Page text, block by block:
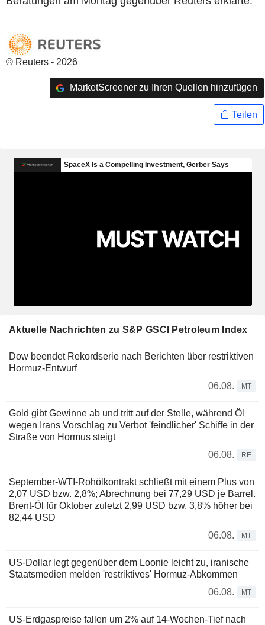
© Reuters - 2026
MarketScreener zu Ihren Quellen hinzufügen
Teilen
Aktuelle Nachrichten zu S&P GSCI Petroleum Index
Dow beendet Rekordserie nach Berichten über restriktiven
Hormuz-Entwurf
06.08.
MT
Gold gibt Gewinne ab und tritt auf der Stelle, während Öl
wegen Irans Vorschlag zu Verbot 'feindlicher' Schiffe in der
Straße von Hormus steigt
06.08.
RE
September-WTI-Rohölkontrakt schließt mit einem Plus von
2,07 USD bzw. 2,8%; Abrechnung bei 77,29 USD je Barrel.
Brent-Öl für Oktober zuletzt 2,99 USD bzw. 3,8% höher bei
82,44 USD
06.08.
MT
US-Dollar legt gegenüber dem Loonie leicht zu, iranische
Staatsmedien melden 'restriktives' Hormuz-Abkommen
06.08.
MT
US-Erdgaspreise fallen um 2% auf 14-Wochen-Tief nach